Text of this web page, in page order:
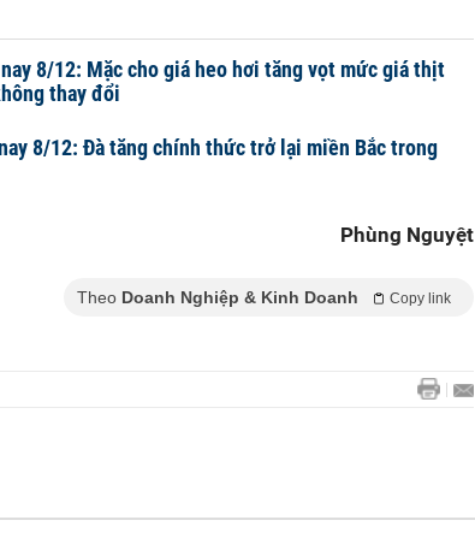
8/12: Mặc cho giá heo hơi tăng vọt mức giá thịt
thay đổi
8/12: Đà tăng chính thức trở lại miền Bắc trong
Phùng Nguyệt
Theo Doanh Nghiệp & Kinh Doanh Copy link